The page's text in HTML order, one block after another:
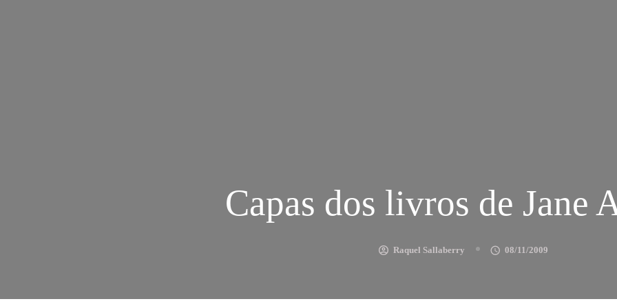
Capas dos livros de Jane
Raquel Sallaberry 08/11/2009